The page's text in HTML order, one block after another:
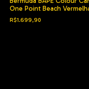
One Point Beach
R$1.699,90